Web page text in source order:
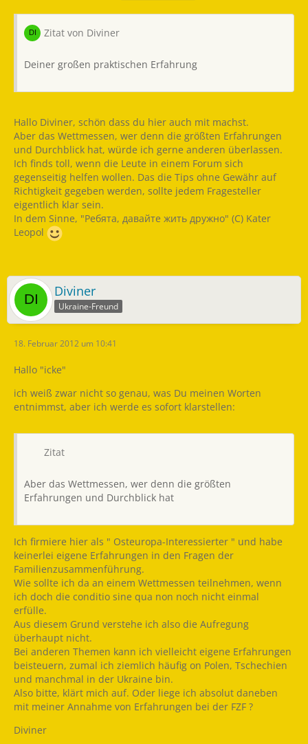
Zitat von Diviner
Deiner großen praktischen Erfahrung
Hallo Diviner, schön dass du hier auch mit machst.
Aber das Wettmessen, wer denn die größten Erfahrungen
und Durchblick hat, würde ich gerne anderen überlassen.
Ich finds toll, wenn die Leute in einem Forum sich
gegenseitig helfen wollen. Das die Tips ohne Gewähr auf
Richtigkeit gegeben werden, sollte jedem Fragesteller
eigentlich klar sein.
In dem Sinne, "Ребята, давайте жить дружно" (C) Kater
Leopol
Diviner
Ukraine-Freund
18. Februar 2012 um 10:41
Hallo "icke"
ich weiß zwar nicht so genau, was Du meinen Worten
entnimmst, aber ich werde es sofort klarstellen:
Zitat
Aber das Wettmessen, wer denn die größten
Erfahrungen und Durchblick hat
Ich firmiere hier als " Osteuropa-Interessierter " und habe
keinerlei eigene Erfahrungen in den Fragen der
Familienzusammenführung.
Wie sollte ich da an einem Wettmessen teilnehmen, wenn
ich doch die conditio sine qua non noch nicht einmal
erfülle.
Aus diesem Grund verstehe ich also die Aufregung
überhaupt nicht.
Bei anderen Themen kann ich vielleicht eigene Erfahrungen
beisteuern, zumal ich ziemlich häufig on Polen, Tschechien
und manchmal in der Ukraine bin.
Also bitte, klärt mich auf. Oder liege ich absolut daneben
mit meiner Annahme von Erfahrungen bei der FZF ?
Diviner